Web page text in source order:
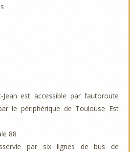
est accessible par l’autoroute
le périphérique de Toulouse Est
88
par six lignes de bus de